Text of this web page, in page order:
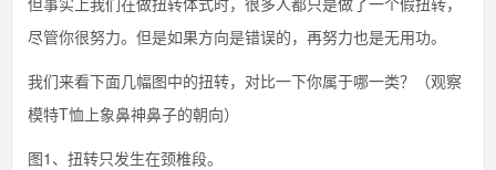
尽管你很努力。但是如果方向是错误的，再努力也是无用功。
我们来看下面几幅图中的扭转，对比一下你属于哪一类？（观察
模特T恤上象鼻神鼻子的朝向）
图1、扭转只发生在颈椎段。